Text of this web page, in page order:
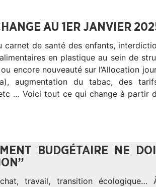
AU 1ER JANVIER
carnet de santé des enfants,
en plastique au sein de
encore nouveauté sur l’Allocation
augmentation du tabac, des
… Voici tout ce qui change à partir
BUDGÉTAIRE NE
travail, transition écologique…